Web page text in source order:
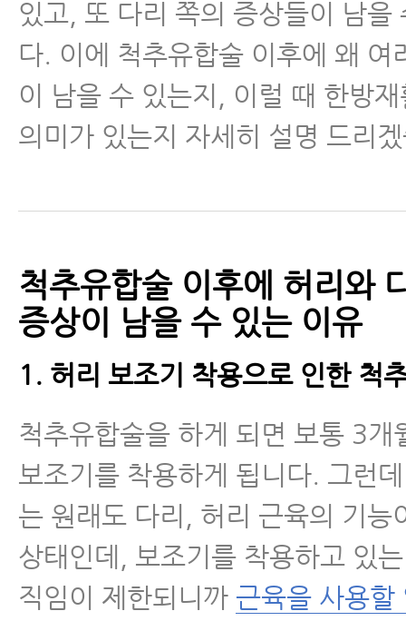
있고, 또 다리 쪽의 증상들이 남을
다. 이에 척추유합술 이후에 왜 여
이 남을 수 있는지, 이럴 때 한방
의미가 있는지 자세히 설명 드리
척추유합술 이후에 허리와
증상이 남을 수 있는 이유
1. 허리 보조기 착용으로 인한 척
척추유합술을 하게 되면 보통 3개
보조기를 착용하게 됩니다. 그런
는 원래도 다리, 허리 근육의 기능
상태인데, 보조기를 착용하고 있
직임이 제한되니까 근육을 사용할